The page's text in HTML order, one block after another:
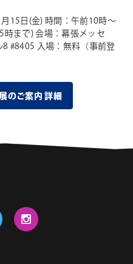
15日(金) 時間：午前10時～
時まで)会場：幕張メッセ
8 #8405 入場：無料（事前登
のご案内 詳細